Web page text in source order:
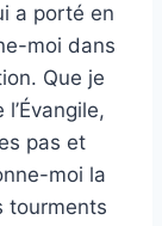
a porté en
moi dans
Que je
pas et
moi la
tourments